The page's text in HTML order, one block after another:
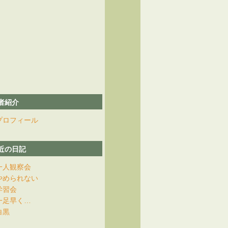
紹介
ロフィール
の日記
人観察会
められない
習会
足早く…
黒